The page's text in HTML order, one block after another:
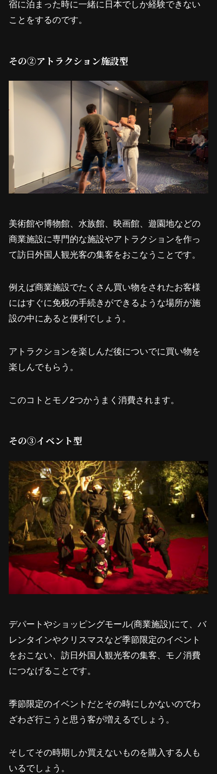
宿に泊まった時に一緒に日本でしか経験できない
ことをするのです。
その②アトラクション施設型
美術館や博物館、水族館、映画館、遊園地などの
商業施設に専門的な施設やアトラクションを作っ
て訪日外国人観光客の集客をおこなうことです。
例えば商業施設でたくさん買い物をされたお客様
にはすぐに免税の手続きができるような場所が施
設の中にあると便利でしょう。
アトラクションを楽しんだ後についでに買い物を
楽しんでもらう。
このコトとモノ2つかうまく消費されます。
その➂イベント型
デパートやショッピングモール(商業施設)にて、バ
レンタインやクリスマスなど季節限定のイベント
をおこない、訪日外国人観光客の集客、モノ消費
につなげることです。
季節限定のイベントだとその時にしかないのでわ
ざわざ行こうと思う客が増えるでしょう。
そしてその時期しか買えないものを購入する人も
いるでしょう。